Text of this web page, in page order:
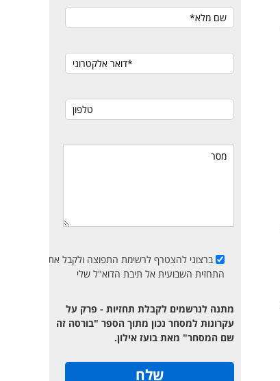
ברצוני להצטרף לרשימת התפוצה ולקבל את
התחזית השבועית אל תיבת הדוא"ל שלי
מתנה לנרשמים לקבלת תחזיות - פרק על
עקרונות למסחר נכון מתוך הספר "בורסה זה
שם המסחר" מאת בועז אילון.